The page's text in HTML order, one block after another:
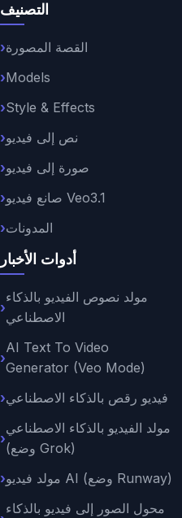
التصنيف
القصة المصورة
Models
Style & Effects
نص إلى فيديو
صورة إلى فيديو
صانع فيديو Veo3.1
المدونات
أدوات الأخبار
مولد نصوص الفيديو بالذكاء
الاصطناعي
AI Text To Video
Generator (Veo Mode)
فيديو رقص بالذكاء الاصطناعي
مولد الفيديو بالذكاء الاصطناعي
(وضع Grok)
مولد فيديو AI (وضع Runway)
محول الصور إلى فيديو بالذكاء